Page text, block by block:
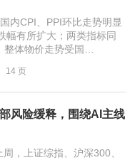
CPI、PPI环比走势明显
幅有所扩大；两类指标同
整体物价走势受国…
14 页
风险缓释，围绕AI主线
上证综指、沪深300、